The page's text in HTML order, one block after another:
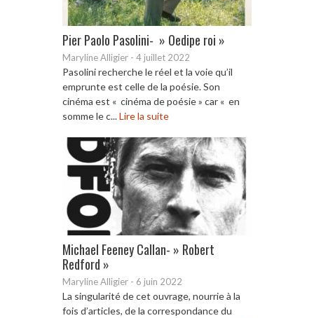
Pier Paolo Pasolini- » Oedipe roi »
Maryline Alligier - 4 juillet 2022
Pasolini recherche le réel et la voie qu’il
emprunte est celle de la poésie. Son
cinéma est « cinéma de poésie » car « en
somme le c...Lire la suite
Michael Feeney Callan- » Robert
Redford »
Maryline Alligier - 6 juin 2022
La singularité de cet ouvrage, nourrie à la
fois d’articles, de la correspondance du